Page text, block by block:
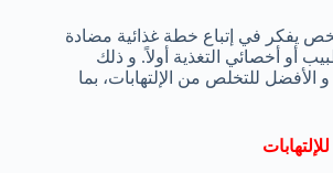
يفكر في إتباع خطة غذائية مضادة
أو أخصائي التغذية أولاً. و ذلك
الأفضل للتخلص من الإلتهابات، بما